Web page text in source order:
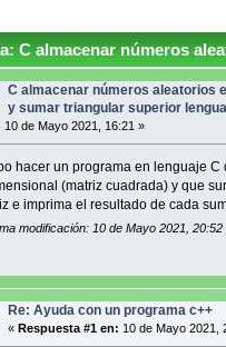
C almacenar números
C almacenar números aleatorios
y sumar triangular superior
10 de Mayo 2021, 16:21 »
hacer un programa en lenguaje
(matriz cuadrada) y que
e imprima el resultado de cada
modificación: 10 de Mayo 2021,
Re: Ayuda con un programa c++
« Respuesta #1 en: 10 de Mayo 2021,